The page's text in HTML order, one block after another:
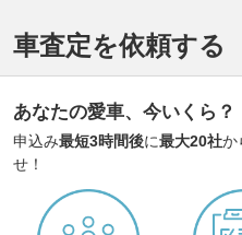
車査定を依頼する
あなたの愛車、今いくら？
申込み最短3時間後に最大20社か
せ！